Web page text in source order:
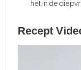
het in de
Recept